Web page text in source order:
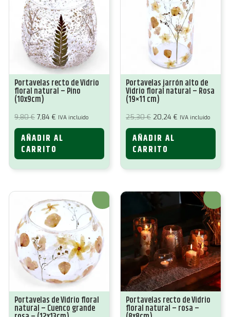
Portavelas recto de Vidrio
floral natural – Pino
(10x9cm)
9,80€ El
original
era:
9,80 €.
7,84 € El
actual
es:
7,84 €.
IVA incluido
AÑADIR AL
CARRITO
Portavelas jarrón alto de
Vidrio floral natural – Rosa
(19×11 cm)
25,30€ El
original
era:
25,30 €.
20,24 € El
actual
IVA incluido
AÑADIR AL
CARRITO
¡Oferta!
Portavelas de Vidrio floral
natural – Cuenco grande
¡Oferta!
Portavelas recto de Vidrio
floral natural – rosa –